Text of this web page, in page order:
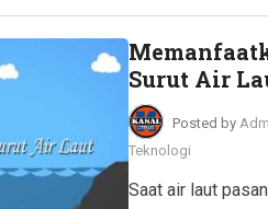
Surut Air
Posted by
Teknologi
Saat air laut